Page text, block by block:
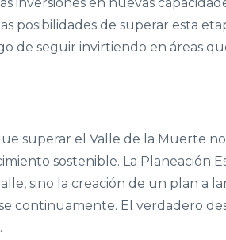
posibilidades de superar esta
de seguir invirtiendo en áreas
superar el Valle de la Muerte
sostenible. La Planeación
sino la creación de un plan a
continuamente. El verdadero